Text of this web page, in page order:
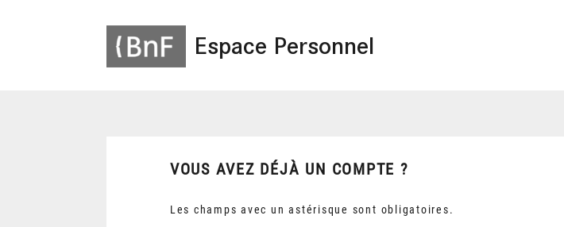
Espace Personnel
VOUS AVEZ DÉJÀ UN COMPTE ?
Les champs avec un astérisque sont obligatoires.